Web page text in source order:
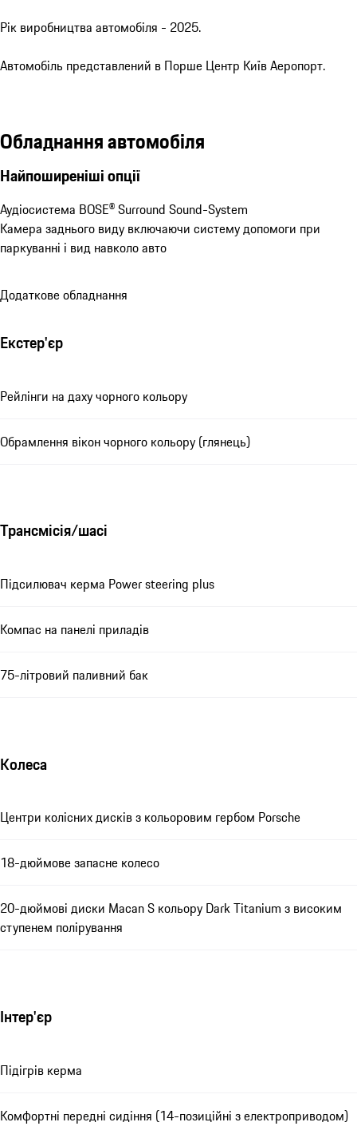
Рік виробництва автомобіля - 2025.
Автомобіль представлений в Порше Центр Київ Аеропорт.
Обладнання автомобіля
Найпоширеніші опції
Аудіосистема BOSE® Surround Sound-System
Камера заднього виду включаючи систему допомоги при
паркуванні і вид навколо авто
Додаткове обладнання
Екстер'єр
Рейлінги на даху чорного кольору
Обрамлення вікон чорного кольору (глянець)
Трансмісія/шасі
Підсилювач керма Power steering plus
Компас на панелі приладів
75-літровий паливний бак
Колеса
Центри колісних дисків з кольоровим гербом Porsche
18-дюймове запасне колесо
20-дюймові диски Macan S кольору Dark Titanium з високим
ступенем полірування
Інтер'єр
Підігрів керма
Комфортні передні сидіння (14-позиційні з електроприводом)